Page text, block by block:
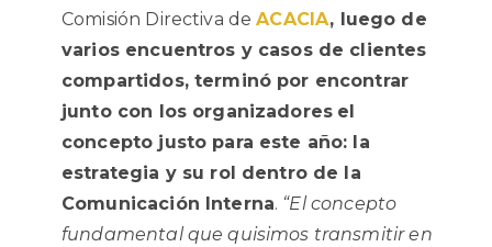
Comisión Directiva deACACIA, luego de
varios encuentros y casos de clientes
compartidos, terminó por encontrar
junto con los organizadores el
concepto justo para este año: la
estrategia y su rol dentro de la
Comunicación Interna. “El concepto
fundamental que quisimos transmitir en